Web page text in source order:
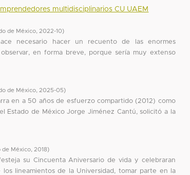
multidisciplinarios CU UAEM
de México 2022-10)
necesario hacer un recuento de las enormes
en forma breve, porque sería muy extenso
de México 2025-05)
en a 50 años de esfuerzo compartido (2012) como
de México Jorge Jiménez Cantú, solicitó a la
de México 2018)
su Cincuenta Aniversario de vida y celebraran
lineamientos de la Universidad, tomar parte en la